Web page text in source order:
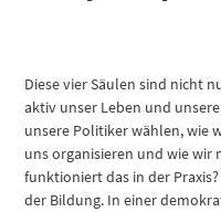
Diese vier Säulen sind nicht
aktiv unser Leben und
unsere Politiker wählen, wie
uns organisieren und wie wir
funktioniert das in der
der Bildung. In einer